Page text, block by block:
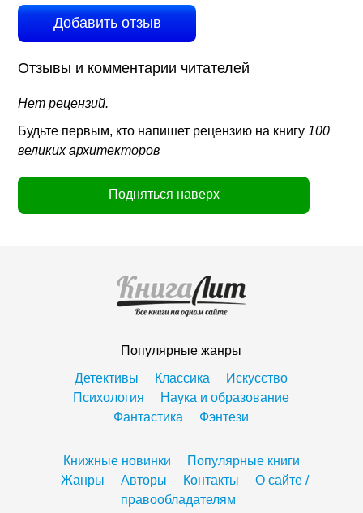
Добавить отзыв
Отзывы и комментарии читателей
Нет рецензий.
Будьте первым, кто напишет рецензию на книгу 100
великих архитекторов
Подняться наверх
Популярные жанры
Детективы
Классика
Искусство
Психология
Наука и образование
Фантастика
Фэнтези
Книжные новинки
Популярные книги
Жанры
Авторы Контакты
О сайте /
правообладателям